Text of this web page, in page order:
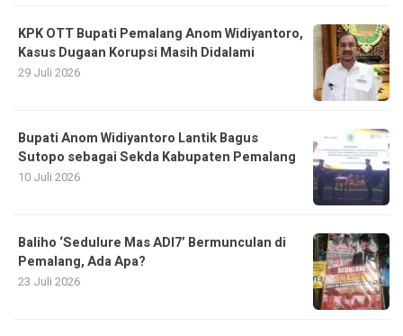
KPK OTT Bupati Pemalang Anom Widiyantoro,
Kasus Dugaan Korupsi Masih Didalami
29 Juli 2026
Bupati Anom Widiyantoro Lantik Bagus
Sutopo sebagai Sekda Kabupaten Pemalang
10 Juli 2026
Baliho ‘Sedulure Mas ADI7’ Bermunculan di
Pemalang, Ada Apa?
23 Juli 2026